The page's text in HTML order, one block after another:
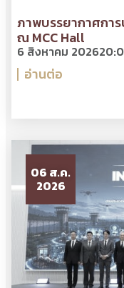
ภาพบรรยากาศการ
ณ MCC Hall
6 สิงหาคม 2026
อ่านต่อ
06 ส.ค.
2026